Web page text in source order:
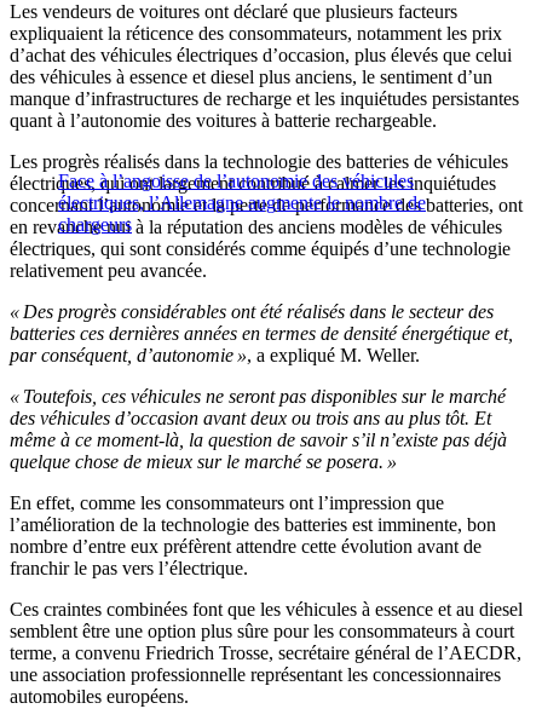
Les vendeurs de voitures ont déclaré que plusieurs facteurs
expliquaient la réticence des consommateurs, notamment les prix
d’achat des véhicules électriques d’occasion, plus élevés que celui
des véhicules à essence et diesel plus anciens, le sentiment d’un
manque d’infrastructures de recharge et les inquiétudes persistantes
quant à l’autonomie des voitures à batterie rechargeable.
Face à l’angoisse de l’autonomie des véhicules
électriques, l’Allemagne augmente le nombre de
chargeurs
Les progrès réalisés dans la technologie des batteries de véhicules
électriques, qui ont largement contribué à calmer les inquiétudes
concernant l’autonomie et la perte de performance des batteries, ont
en revanche nui à la réputation des anciens modèles de véhicules
électriques, qui sont considérés comme équipés d’une technologie
relativement peu avancée.
« Des progrès considérables ont été réalisés dans le secteur des
batteries ces dernières années en termes de densité énergétique et,
par conséquent, d’autonomie », a expliqué M. Weller.
« Toutefois, ces véhicules ne seront pas disponibles sur le marché
des véhicules d’occasion avant deux ou trois ans au plus tôt. Et
même à ce moment-là, la question de savoir s’il n’existe pas déjà
quelque chose de mieux sur le marché se posera. »
En effet, comme les consommateurs ont l’impression que
l’amélioration de la technologie des batteries est imminente, bon
nombre d’entre eux préfèrent attendre cette évolution avant de
franchir le pas vers l’électrique.
Ces craintes combinées font que les véhicules à essence et au diesel
semblent être une option plus sûre pour les consommateurs à court
terme, a convenu Friedrich Trosse, secrétaire général de l’AECDR,
une association professionnelle représentant les concessionnaires
automobiles européens.